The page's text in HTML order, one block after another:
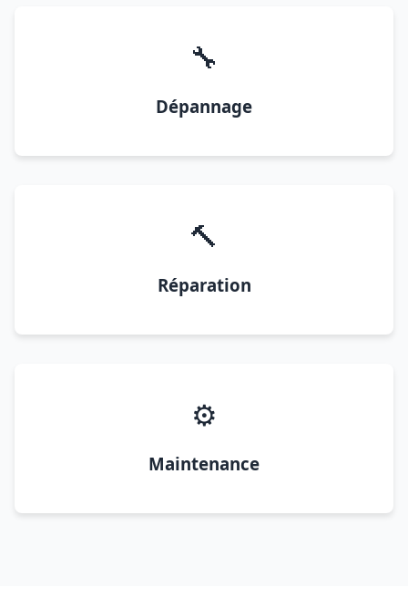
🔧
Dépannage
🔨
Réparation
⚙️
Maintenance